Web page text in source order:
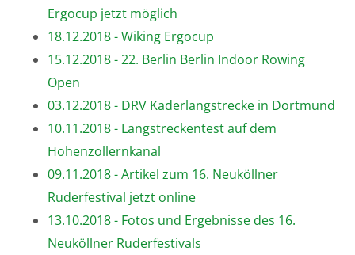
Ergocup jetzt möglich
18.12.2018 - Wiking Ergocup
15.12.2018 - 22. Berlin Berlin Indoor Rowing
Open
03.12.2018 - DRV Kaderlangstrecke in Dortmund
10.11.2018 - Langstreckentest auf dem
Hohenzollernkanal
09.11.2018 - Artikel zum 16. Neuköllner
Ruderfestival jetzt online
13.10.2018 - Fotos und Ergebnisse des 16.
Neuköllner Ruderfestivals